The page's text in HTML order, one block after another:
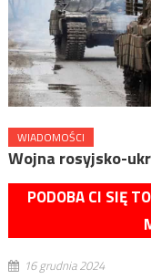
WIADOMOŚCI
Wojna rosyjsko-
PODOBA CI SIĘ
16 grudnia 2024